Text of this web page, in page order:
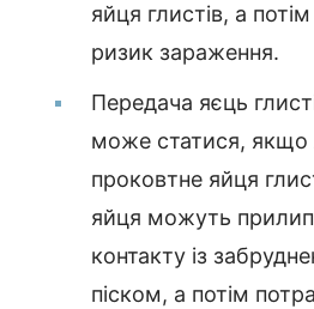
яйця глистів, а
ризик зараження.
Передача яєць
може статися,
проковтне яйця
яйця можуть
контакту із
піском, а потім